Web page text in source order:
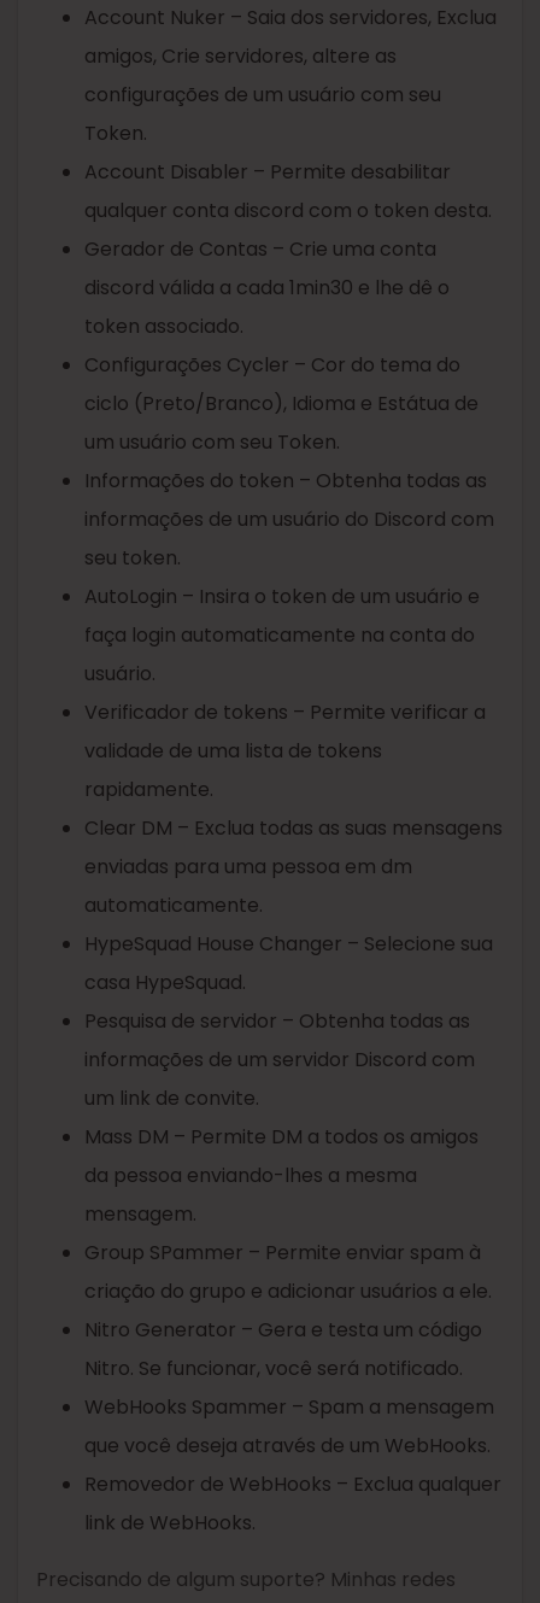
Account Nuker – Saia dos servidores, Exclua
amigos, Crie servidores, altere as
configurações de um usuário com seu
Token.
Account Disabler – Permite desabilitar
qualquer conta discord com o token desta.
Gerador de Contas – Crie uma conta
discord válida a cada 1min30 e lhe dê o
token associado.
Configurações Cycler – Cor do tema do
ciclo (Preto/Branco), Idioma e Estátua de
um usuário com seu Token.
Informações do token – Obtenha todas as
informações de um usuário do Discord com
seu token.
AutoLogin – Insira o token de um usuário e
faça login automaticamente na conta do
usuário.
Verificador de tokens – Permite verificar a
validade de uma lista de tokens
rapidamente.
Clear DM – Exclua todas as suas mensagens
enviadas para uma pessoa em dm
automaticamente.
HypeSquad House Changer – Selecione sua
casa HypeSquad.
Pesquisa de servidor – Obtenha todas as
informações de um servidor Discord com
um link de convite.
Mass DM – Permite DM a todos os amigos
da pessoa enviando-lhes a mesma
mensagem.
Group SPammer – Permite enviar spam à
criação do grupo e adicionar usuários a ele.
Nitro Generator – Gera e testa um código
Nitro. Se funcionar, você será notificado.
WebHooks Spammer – Spam a mensagem
que você deseja através de um WebHooks.
Removedor de WebHooks – Exclua qualquer
link de WebHooks.
Precisando de algum suporte? Minhas redes